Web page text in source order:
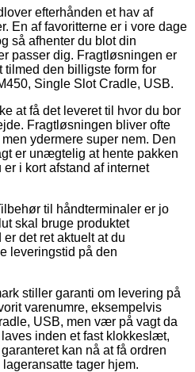
efterhånden et hav af
En af favoritterne er i vore dage
så afhenter du blot din
passer dig. Fragtløsningen er
tilmed den billigste form for
Single Slot Cradle, USB.
at få det leveret til hvor du bor
Fragtløsningen bliver ofte
ydermere super nem. Den
er unægtelig at hente pakken
i kort afstand af internet
til håndterminaler er jo
skal bruge produktet
det ret aktuelt at du
leveringstid på den
stiller garanti om levering på
varenumre, eksempelvis
USB, men vær på vagt da
inden et fast klokkeslæt,
kan nå at få ordren
tager hjem.